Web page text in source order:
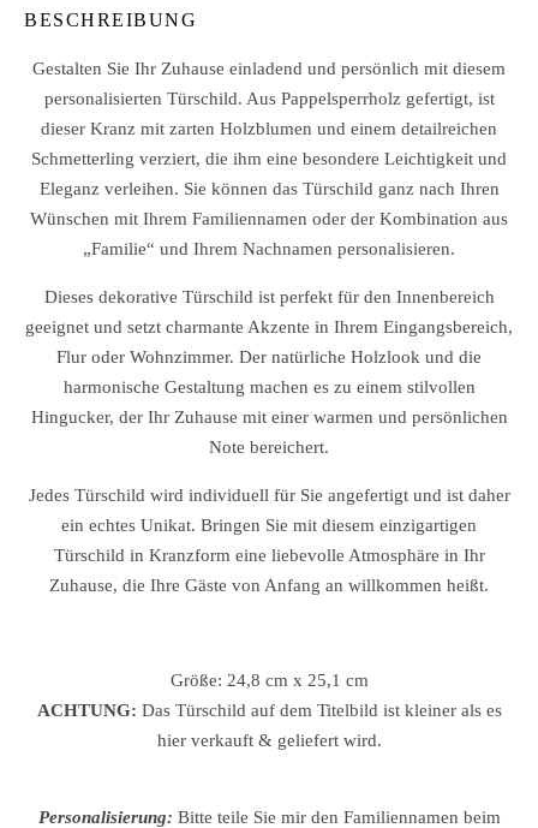
BESCHREIBUNG
Gestalten Sie Ihr Zuhause einladend und persönlich mit diesem
personalisierten Türschild. Aus Pappelsperrholz gefertigt, ist
dieser Kranz mit zarten Holzblumen und einem detailreichen
Schmetterling verziert, die ihm eine besondere Leichtigkeit und
Eleganz verleihen. Sie können das Türschild ganz nach Ihren
Wünschen mit Ihrem Familiennamen oder der Kombination aus
„Familie“ und Ihrem Nachnamen personalisieren.
Dieses dekorative Türschild ist perfekt für den Innenbereich
geeignet und setzt charmante Akzente in Ihrem Eingangsbereich,
Flur oder Wohnzimmer. Der natürliche Holzlook und die
harmonische Gestaltung machen es zu einem stilvollen
Hingucker, der Ihr Zuhause mit einer warmen und persönlichen
Note bereichert.
Jedes Türschild wird individuell für Sie angefertigt und ist daher
ein echtes Unikat. Bringen Sie mit diesem einzigartigen
Türschild in Kranzform eine liebevolle Atmosphäre in Ihr
Zuhause, die Ihre Gäste von Anfang an willkommen heißt.
Größe: 24,8 cm x 25,1 cm
ACHTUNG: Das Türschild auf dem Titelbild ist kleiner als es
hier verkauft & geliefert wird.
Personalisierung: Bitte teile Sie mir den Familiennamen beim